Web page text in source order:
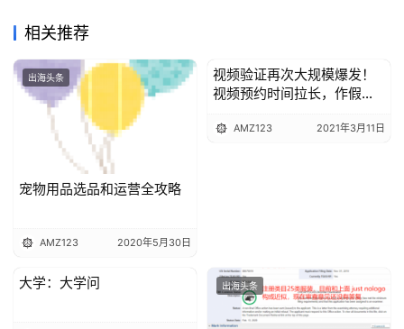
相关推荐
出海头条
宠物用品选品和运营全攻略
AMZ123 2020年5月30日
出海头条
视频验证再次大规模爆发！
视频预约时间拉长，作假将
AMZ123 2021年3月11日
出海头条
大学：大学问 出海头条